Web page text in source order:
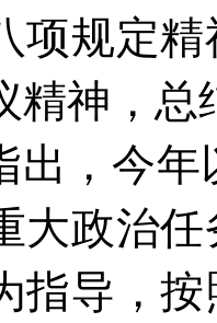
项规定
精神，总
今年以
大政治
指导，